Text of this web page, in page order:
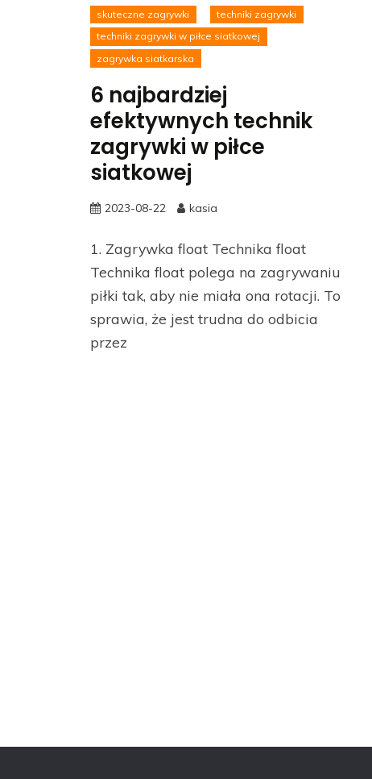
skuteczne zagrywki
techniki zagrywki
techniki zagrywki w piłce siatkowej
zagrywka siatkarska
6 najbardziej
efektywnych technik
zagrywki w piłce
siatkowej
2023-08-22 kasia
1. Zagrywka float Technika float
Technika float polega na zagrywaniu
piłki tak, aby nie miała ona rotacji. To
sprawia, że jest trudna do odbicia
przez